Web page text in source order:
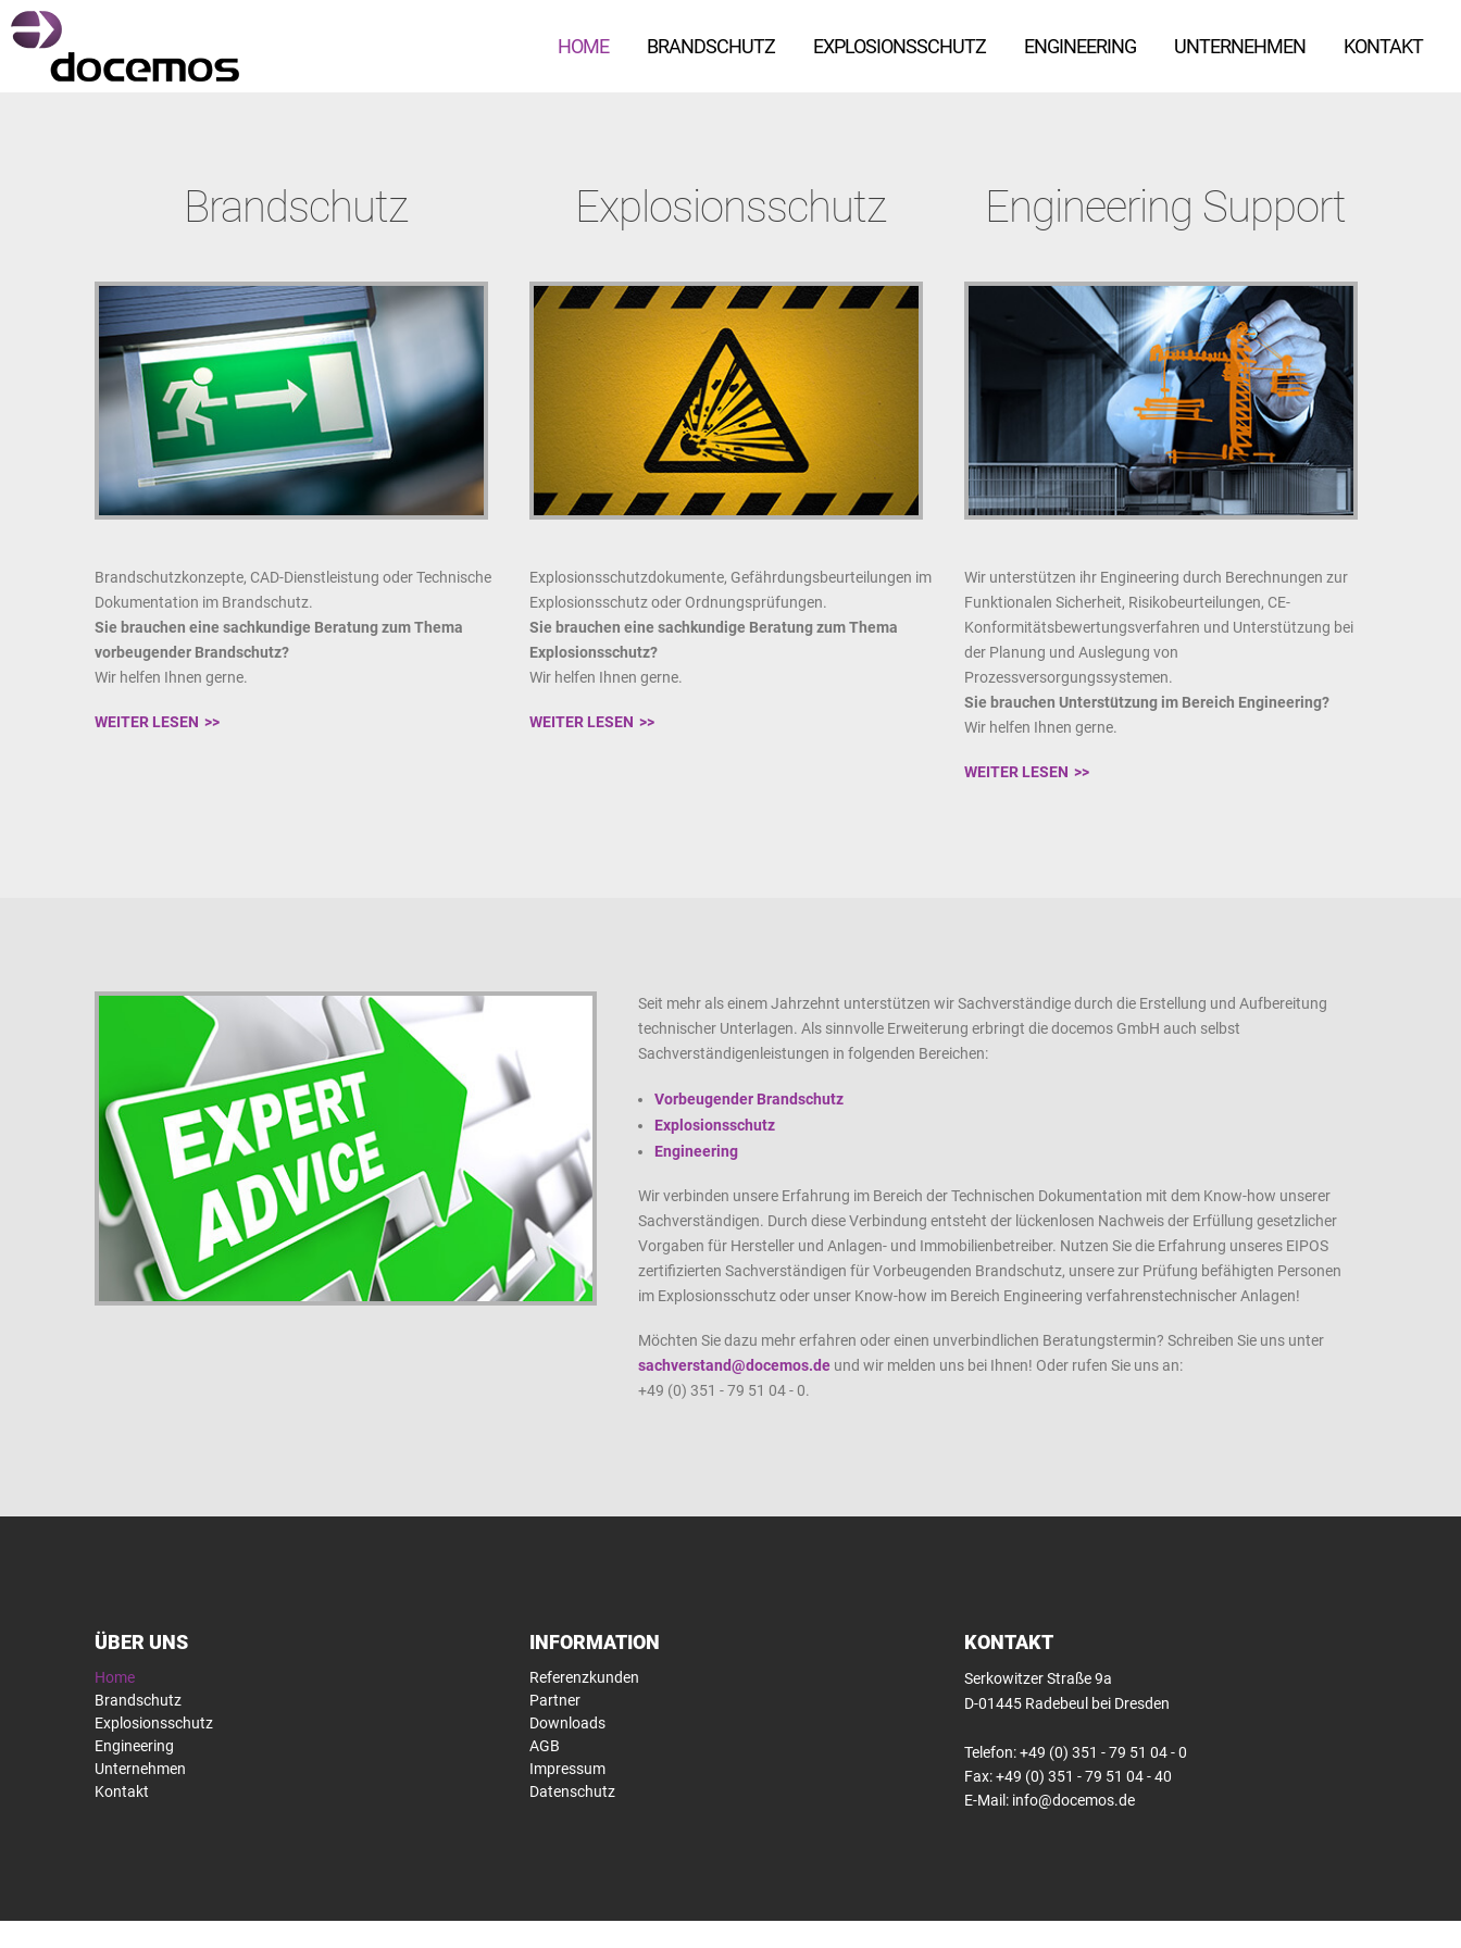
HOME BRANDSCHUTZ EXPLOSIONSSCHUTZ ENGINEERING UNTERNEHMEN KONTAKT
HOME BRANDSCHUTZ EXPLOSIONSSCHUTZ ENGINEERING UNTERNEHMEN KONTAKT
Brandschutz
Brandschutzkonzepte, CAD-Dienstleistung oder Technische
Dokumentation im Brandschutz.
Sie brauchen eine sachkundige Beratung zum Thema
vorbeugender Brandschutz?
Wir helfen Ihnen gerne.
WEITER LESEN
Explosionsschutz
Explosionsschutzdokumente, Gefährdungsbeurteilungen im
Explosionsschutz oder Ordnungsprüfungen.
Sie brauchen eine sachkundige Beratung zum Thema
Explosionsschutz?
Wir helfen Ihnen gerne.
WEITER LESEN
Engineering Support
Wir unterstützen ihr Engineering durch Berechnungen zur
Funktionalen Sicherheit, Risikobeurteilungen, CE-
Konformitätsbewertungsverfahren und Unterstützung bei
der Planung und Auslegung von
Prozessversorgungssystemen.
Sie brauchen Unterstützung im Bereich Engineering?
Wir helfen Ihnen gerne.
WEITER LESEN
Seit mehr als einem Jahrzehnt unterstützen wir Sachverständige durch die Erstellung und Aufbereitung
technischer Unterlagen. Als sinnvolle Erweiterung erbringt die docemos GmbH auch selbst
Sachverständigenleistungen in folgenden Bereichen:
Vorbeugender Brandschutz
Explosionsschutz
Engineering
Wir verbinden unsere Erfahrung im Bereich der Technischen Dokumentation mit dem Know-how unserer
Sachverständigen. Durch diese Verbindung entsteht der lückenlosen Nachweis der Erfüllung gesetzlicher
Vorgaben für Hersteller und Anlagen- und Immobilienbetreiber. Nutzen Sie die Erfahrung unseres EIPOS
zertifizierten Sachverständigen für Vorbeugenden Brandschutz, unsere zur Prüfung befähigten Personen
im Explosionsschutz oder unser Know-how im Bereich Engineering verfahrenstechnischer Anlagen!
Möchten Sie dazu mehr erfahren oder einen unverbindlichen Beratungstermin? Schreiben Sie uns unter
sachverstand@docemos.de und wir melden uns bei Ihnen! Oder rufen Sie uns an:
+49 (0) 351 - 79 51 04 - 0.
ÜBER UNS
Home
Brandschutz
Explosionsschutz
Engineering
Unternehmen
Kontakt
INFORMATION
Referenzkunden
Partner
Downloads
AGB
Impressum
Datenschutz
KONTAKT
Serkowitzer Straße 9a
D-01445 Radebeul bei Dresden
Telefon:+49 (0) 351 - 79 51 04 - 0
Fax:+49 (0) 351 - 79 51 04 - 40
E-Mail: info@docemos.de